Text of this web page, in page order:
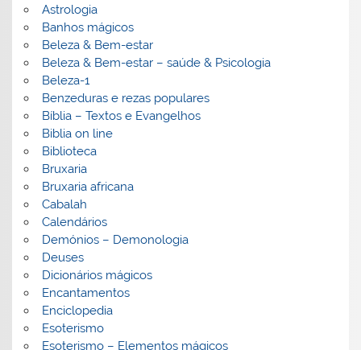
Astrologia
Banhos mágicos
Beleza & Bem-estar
Beleza & Bem-estar – saúde & Psicologia
Beleza-1
Benzeduras e rezas populares
Bíblia – Textos e Evangelhos
Biblia on line
Biblioteca
Bruxaria
Bruxaria africana
Cabalah
Calendários
Demónios – Demonologia
Deuses
Dicionários mágicos
Encantamentos
Enciclopedia
Esoterismo
Esoterismo – Elementos mágicos